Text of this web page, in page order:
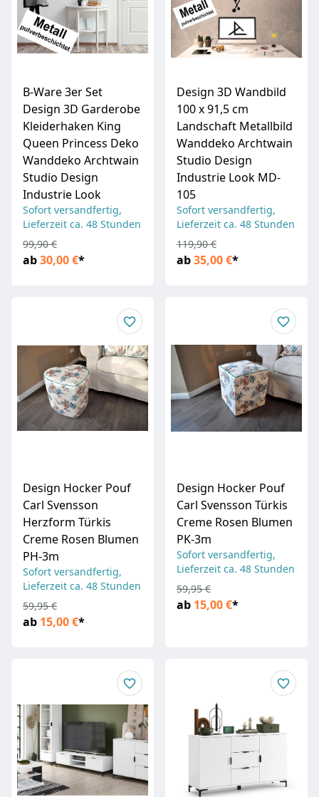
B-Ware 3er Set
Design 3D Garderobe
Kleiderhaken King
Queen Princess Deko
Wanddeko Archtwain
Studio Design
Industrie Look
Sofort versandfertig,
Lieferzeit ca. 48 Stunden
ab30,00 €*
99,90 €
Design 3D Wandbild
100 x 91,5 cm
Landschaft Metallbild
Wanddeko Archtwain
Studio Design
Industrie Look MD-
105
Sofort versandfertig,
Lieferzeit ca. 48 Stunden
ab35,00 €*
119,90 €
Design Hocker Pouf
Carl Svensson
Herzform Türkis
Creme Rosen Blumen
PH-3m
Sofort versandfertig,
Lieferzeit ca. 48 Stunden
ab 15,00 €*
59,95 €
Design Hocker Pouf
Carl Svensson Türkis
Creme Rosen Blumen
PK-3m
Sofort versandfertig,
Lieferzeit ca. 48 Stunden
ab 15,00 €*
59,95 €